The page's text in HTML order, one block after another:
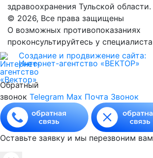
здравоохранения Тульской области.
© 2026, Все права защищены
О возможных противопоказаниях
проконсультируйтесь у специалиста
Создание и продвижение сайта:
Интернет-агентство «ВЕКТОР»
Обратный
звонок Telegram Max Почта Звонок
Оставьте заявку и мы перезвоним вам